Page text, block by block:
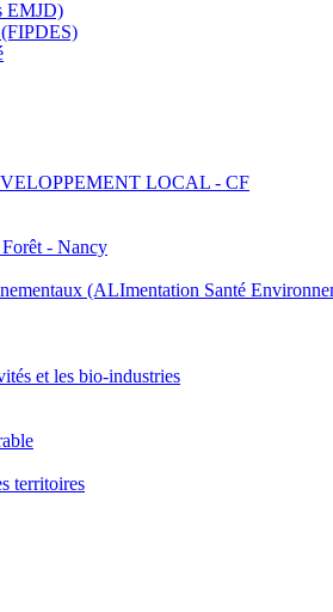
EMJD)
LOCAL - CF
- Nancy
(ALImentation Santé
et les bio-industries
territoires